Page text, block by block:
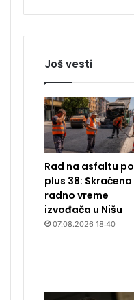
Još vesti
Rad na asfaltu po
plus 38: Skraćeno
radno vreme
izvođača u Nišu
07.08.2026 18:40